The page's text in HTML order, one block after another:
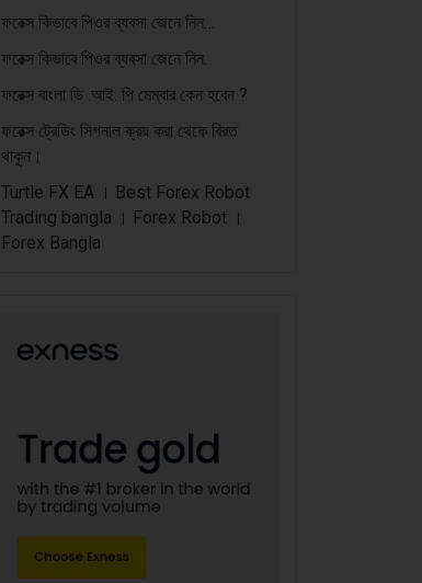
ফরেক্স কিভাবে পিওর ব্যবসা জেনে নিন…
ফরেক্স কিভাবে পিওর ব্যবসা জেনে নিন.
ফরেক্স বাংলা ভি .আই. পি মেম্বার কেন হবেন ?
ফরেক্স ট্রেডিং সিগনাল ক্রয় করা থেকে বিরত
থাকুন।
Turtle FX EA । Best Forex Robot
Trading bangla । Forex Robot ।
Forex Bangla